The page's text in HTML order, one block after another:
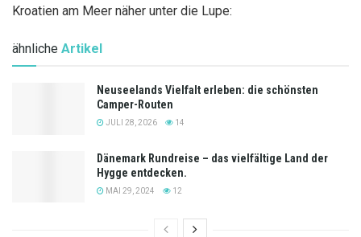
Kroatien am Meer näher unter die Lupe:
ähnliche Artikel
Neuseelands Vielfalt erleben: die schönsten
Camper-Routen
JULI 28, 2026 14
Dänemark Rundreise – das vielfältige Land der
Hygge entdecken.
MAI 29, 2024 12